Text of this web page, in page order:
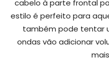
cabelo à parte frontal
estilo é perfeito para
também pode tentar
ondas vão adicionar